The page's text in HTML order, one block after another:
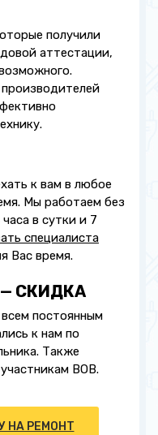
получили
аттестации,
к вам в любое
Мы работаем без
в сутки и 7
специалиста
Вас время.
СКИДКА
постоянным
к нам по
Также
ВОВ.
НА РЕМОНТ